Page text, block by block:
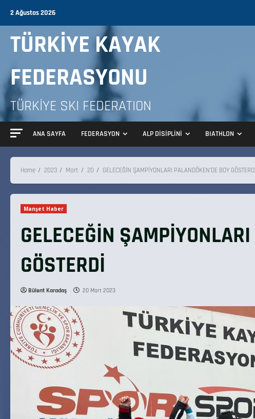
2 Ağustos 2026
TÜRKİYE KAYAK
FEDERASYONU
TÜRKİYE SKI FEDERATION
ANA SAYFA FEDERASYON ALP DİSİPLİNİ BIATHLON
Home 2023 Mart 20 GELECEĞİN ŞAMPİYONLARI PALANDÖKEN’DE BOY GÖSTERDİ
Manşet Haber
GELECEĞİN
GÖSTERDİ
Bülent Karadaş 20 Mart 2023